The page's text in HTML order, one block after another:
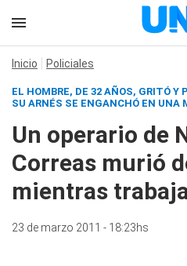
Inicio Policiales
EL HOMBRE, DE 32 AÑOS, GRITÓ Y
SU ARNÉS SE ENGANCHÓ EN UNA
Un operario de
Correas murió
mientras
23 de marzo 2011 - 18:23hs